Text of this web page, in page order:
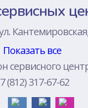
Показать все
сервисного
(812) 317-67-62